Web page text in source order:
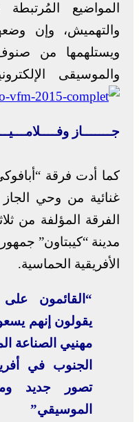
المواضيع المُرتبطة
والتهميش، وإن
ويستلهمها من
والموسيقى
جـــــــاز
كما أدت فرقة
غنائية من وحي
الفرقة المؤلفة من
مدينة “كيبتاون”
الأفريقية الحماسية.
“القائمون
يقولون إنهم
مهنيي الصناعة
الجنوب في
تصور جديد
الموسيقي”